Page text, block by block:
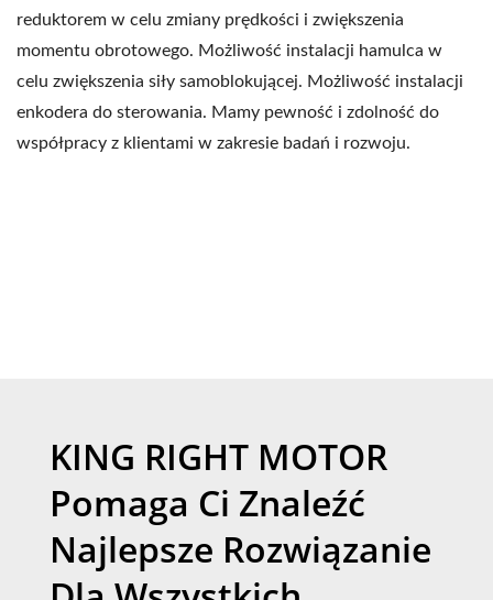
reduktorem w celu zmiany prędkości i zwiększenia
momentu obrotowego. Możliwość instalacji hamulca w
celu zwiększenia siły samoblokującej. Możliwość instalacji
enkodera do sterowania. Mamy pewność i zdolność do
współpracy z klientami w zakresie badań i rozwoju.
KING RIGHT MOTOR
Pomaga Ci Znaleźć
Najlepsze Rozwiązanie